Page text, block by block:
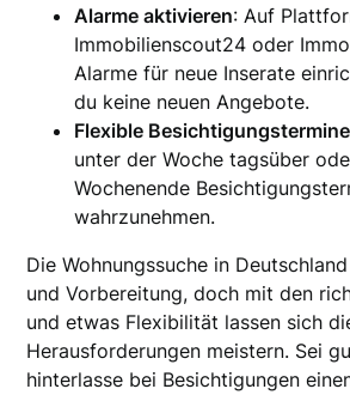
Alarme aktivieren: Auf
Immobilienscout24 oder
Alarme für neue Inserate
du keine neuen Angebote.
Flexible Besichtigungstermine
unter der Woche tagsüber
Wochenende
wahrzunehmen.
Die Wohnungssuche in
und Vorbereitung, doch mit den
und etwas Flexibilität lassen sich
Herausforderungen meistern. Sei
hinterlasse bei Besichtigungen